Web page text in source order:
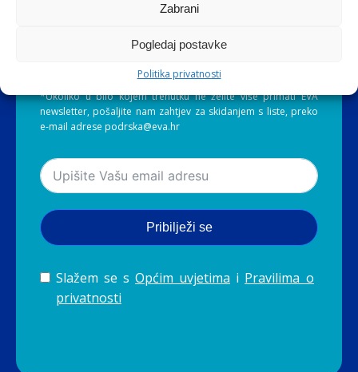
Zabrani
Pogledaj postavke
Politika privatnosti
newslettera* te ostvarite brojne pogodnosti
*Ukoliko u bilo kojem trenutku ne želite više primati EVA
newsletter, pošaljite nam zahtjev za skidanjem s liste, preko
e-mail adrese podrska@eva.hr
Pribilježi se
Slažem se s Općim uvjetima i Pravilima o
privatnosti